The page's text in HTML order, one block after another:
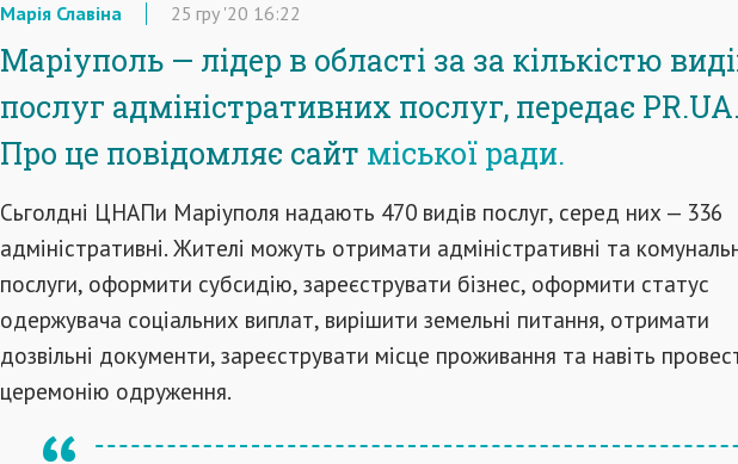
Марія Славіна 25 гру '20 16:22
Маріуполь — лідер в області за за кількістю
послуг адміністративних послуг, передає PR.UA.
Про це повідомляє сайт міської ради.
Сьголдні ЦНАПи Маріуполя надають 470 видів послуг, серед них — 336
адміністративні. Жителі можуть отримати адміністративні та
послуги, оформити субсидію, зареєструвати бізнес, оформити статус
одержувача соціальних виплат, вирішити земельні питання, отримати
дозвільні документи, зареєструвати місце проживання та навіть
церемонію одруження.